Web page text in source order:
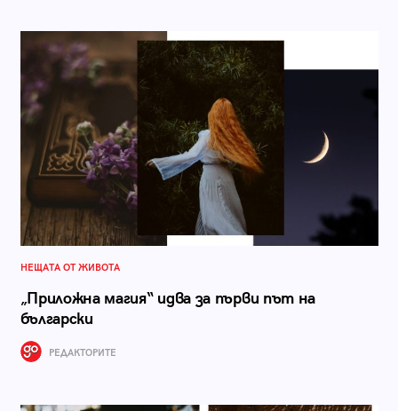
НЕЩАТА ОТ ЖИВОТА
„Приложна магия“ идва за първи път на
български
РЕДАКТОРИТЕ